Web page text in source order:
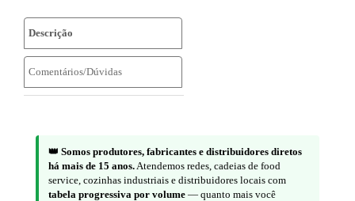
Descrição
Comentários/Dúvidas
👑 Somos produtores, fabricantes e distribuidores diretos
há mais de 15 anos. Atendemos redes, cadeias de food
service, cozinhas industriais e distribuidores locais com
tabela progressiva por volume — quanto mais você